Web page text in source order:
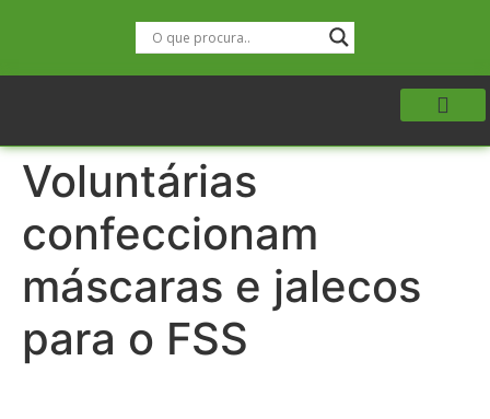
Voluntárias
confeccionam
máscaras e jalecos
para o FSS